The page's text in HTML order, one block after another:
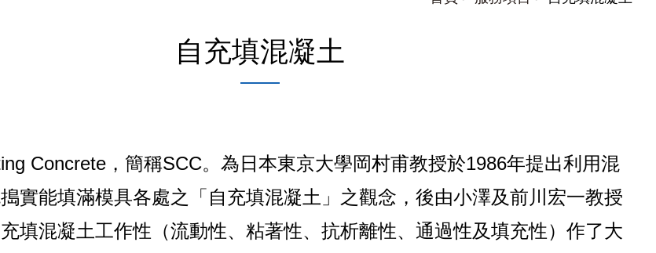
自充填混凝土
Concrete，簡稱SCC。為日本東京大學岡村甫教授於1986年提出利用混
實能填滿模具各處之「自充填混凝土」之觀念，後由小澤及前川宏一教授
填混凝土工作性（流動性、粘著性、抗析離性、通過性及填充性）作了大